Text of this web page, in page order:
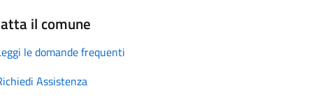
il comune
le domande frequenti
Assistenza